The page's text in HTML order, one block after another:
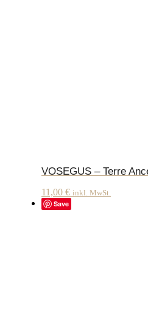
VOSEGUS – Terre
11,00 € inkl. MwSt.
Save